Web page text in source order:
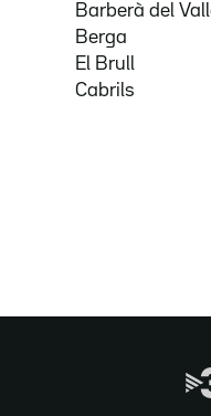
Barberà del
Berga
El Brull
Cabrils